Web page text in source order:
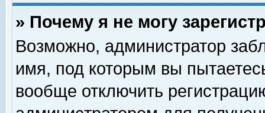
» Почему я не могу
Возможно, администратор
имя, под которым вы
вообще отключить